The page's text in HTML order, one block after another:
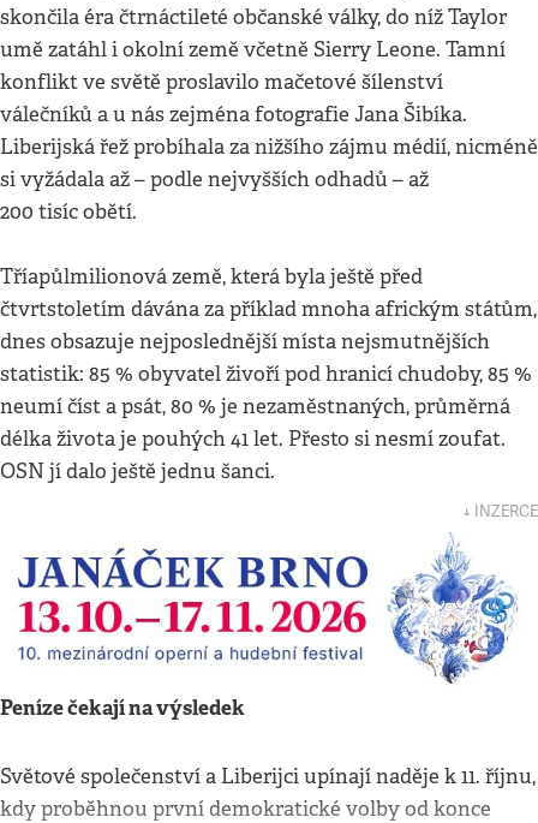
skončila éra čtrnáctileté občanské války, do níž Taylor
umě zatáhl i okolní země včetně Sierry Leone. Tamní
konflikt ve světě proslavilo mačetové šílenství
válečníků a u nás zejména fotografie Jana Šibíka.
Liberijská řež probíhala za nižšího zájmu médií, nicméně
si vyžádala až – podle nejvyšších odhadů – až
200 tisíc obětí.
Tříapůlmilionová země, která byla ještě před
čtvrtstoletím dávána za příklad mnoha africkým státům,
dnes obsazuje nejposlednější místa nejsmutnějších
statistik: 85 % obyvatel živoří pod hranicí chudoby, 85 %
neumí číst a psát, 80 % je nezaměstnaných, průměrná
délka života je pouhých 41 let. Přesto si nesmí zoufat.
OSN jí dalo ještě jednu šanci.
↓ INZERCE
Peníze čekají na výsledek
Světové společenství a Liberijci upínají naděje k 11. říjnu,
kdy proběhnou první demokratické volby od konce